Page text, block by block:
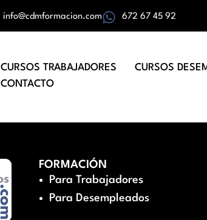
info@cdmformacion.com 672 67 45 92
CURSOS TRABAJADORES CURSOS
CONTACTO
FORMACIÓN
Para Trabajadores
Para Desempleados